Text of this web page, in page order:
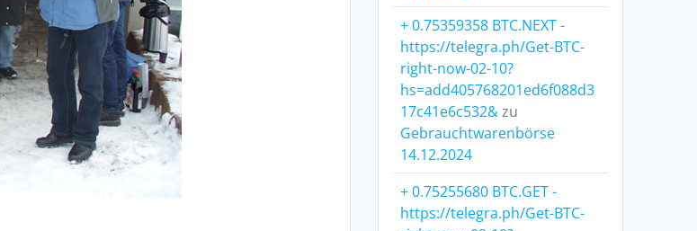
+ 0.75359358 BTC.NEXT -
https://telegra.ph/Get-BTC-
right-now-02-10?
hs=add405768201ed6f088d3
17c41e6c532&zu
Gebrauchtwarenbörse
14.12.2024
+ 0.75255680 BTC.GET -
https://telegra.ph/Get-BTC-